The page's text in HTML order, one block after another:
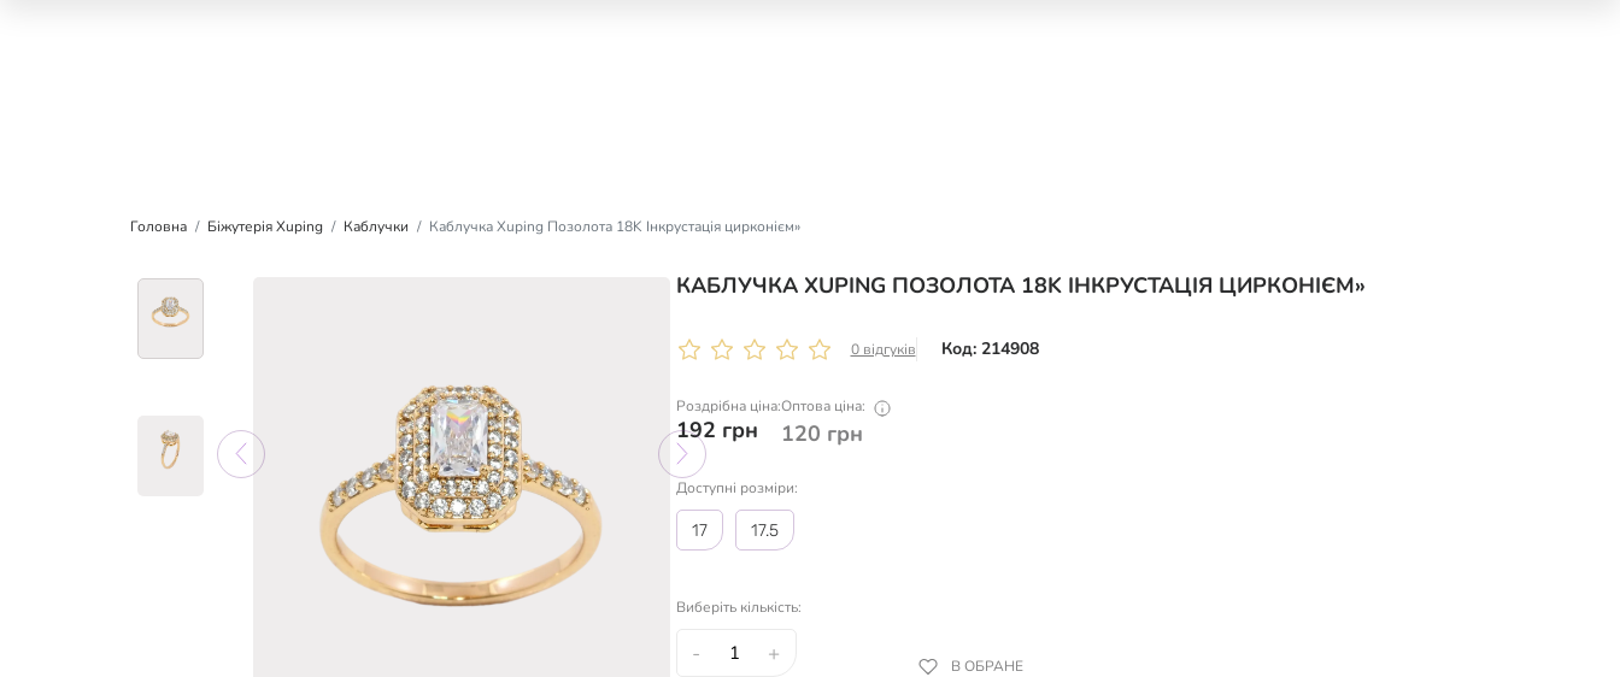
Головна Біжутерія Xuping Каблучки Каблучка Xuping Позолота 18K Інкрустація цирконієм»
КАБЛУЧКА XUPING ПОЗОЛОТА 18K ІНКРУСТАЦІЯ ЦИРКОНІЄМ»
0 відгуків Код: 214908
Роздрібна ціна:
192 грн
Оптова ціна:
120 грн
Доступні розміри:
17 17.5
Виберіть кількість:
- + В ОБРАНЕ